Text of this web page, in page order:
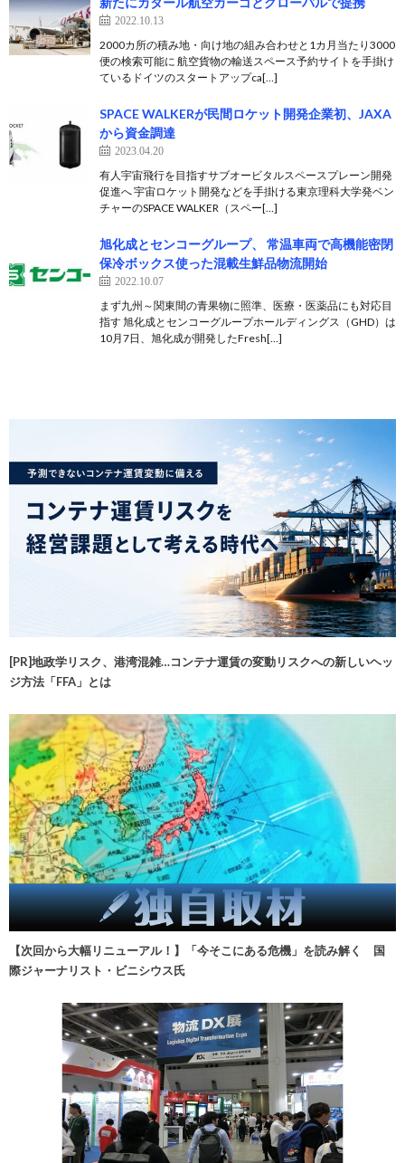
2022.10.13
2000カ所の積み地・向け地の組み合わせと1カ月当たり3000
便の検索可能に 航空貨物の輸送スペース予約サイトを手掛け
ているドイツのスタートアップca[…]
SPACE WALKERが民間ロケット開発企業初、JAXA
から資金調達
2023.04.20
有人宇宙飛行を目指すサブオービタルスペースプレーン開発
促進へ 宇宙ロケット開発などを手掛ける東京理科大学発ベン
チャーのSPACE WALKER（スペー[…]
旭化成とセンコーグループ、 常温車両で高機能密閉
保冷ボックス使った混載生鮮品物流開始
2022.10.07
まず九州～関東間の青果物に照準、医療・医薬品にも対応目
指す 旭化成とセンコーグループホールディングス（GHD）は
10月7日、旭化成が開発したFresh[…]
[PR]地政学リスク、港湾混雑…コンテナ運賃の変動リスクへの新しいヘッ
ジ方法「FFA」とは
【次回から大幅リニューアル！】「今そこにある危機」を読み解く 国
際ジャーナリスト・ビニシウス氏